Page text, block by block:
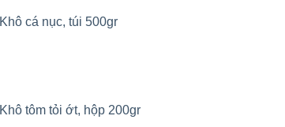
Khô cá nục, túi 500gr
Khô tôm tỏi ớt, hộp 200gr